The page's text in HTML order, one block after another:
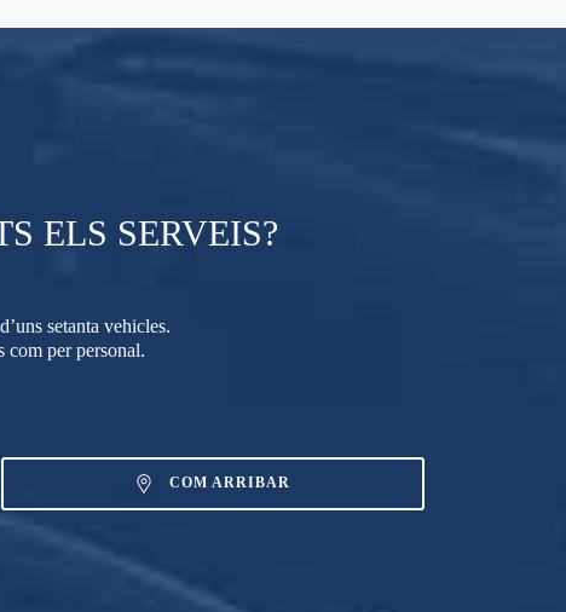
ELS SERVEIS?
setanta vehicles.
com per personal.
COM ARRIBAR